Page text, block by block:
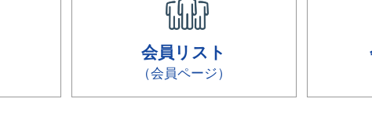
会員リスト
（会員ページ）